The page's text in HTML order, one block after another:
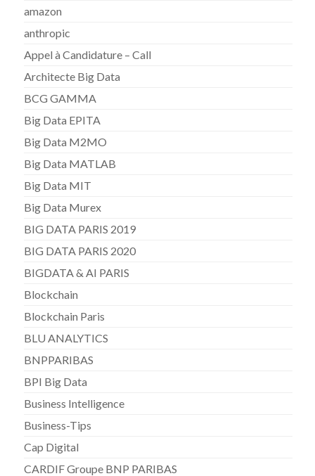
amazon
anthropic
Appel à Candidature – Call
Architecte Big Data
BCG GAMMA
Big Data EPITA
Big Data M2MO
Big Data MATLAB
Big Data MIT
Big Data Murex
BIG DATA PARIS 2019
BIG DATA PARIS 2020
BIGDATA & AI PARIS
Blockchain
Blockchain Paris
BLU ANALYTICS
BNPPARIBAS
BPI Big Data
Business Intelligence
Business-Tips
Cap Digital
CARDIF Groupe BNP PARIBAS